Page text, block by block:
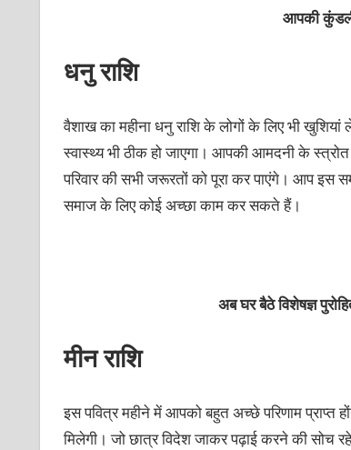
आपकी
धनु राशि
वैशाख का महीना धनु राशि के लोगों के लिए भी
स्वास्थ्य भी ठीक हो जाएगा। आपकी आमदनी के
परिवार की सभी जरूरतों को पूरा कर पाएंगे। आप
समाज के लिए कोई अच्छा काम कर सकते हैं।
अब घर बैठे विशेषज्ञ
मीन राशि
इस पवित्र महीने में आपको बहुत अच्छे परिणाम प्राप्त
मिलेगी। जो छात्र विदेश जाकर पढ़ाई करने की सोच